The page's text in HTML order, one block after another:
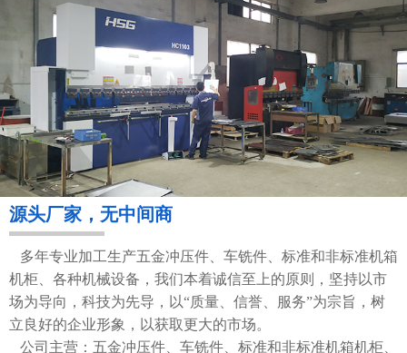
源头厂家，无中间商
多年专业加工生产五金冲压件、车铣件、标准和非标准机箱
机柜、各种机械设备，我们本着诚信至上的原则，坚持以市
场为导向，科技为先导，以“质量、信誉、服务”为宗旨，树
立良好的企业形象，以获取更大的市场。
公司主营：五金冲压件、车铣件、标准和非标准机箱机柜、